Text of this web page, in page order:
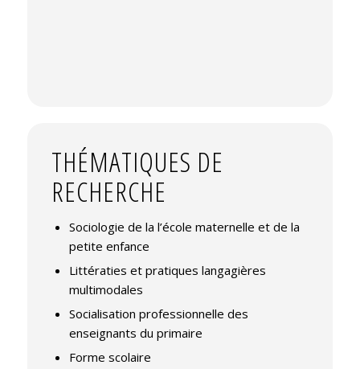
THÉMATIQUES DE
RECHERCHE
Sociologie de la l’école maternelle et de la
petite enfance
Littératies et pratiques langagières
multimodales
Socialisation professionnelle des
enseignants du primaire
Forme scolaire